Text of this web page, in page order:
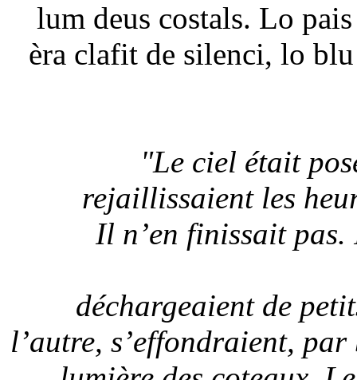
lum deus costals. Lo
èra clafit de silenci, lo
"Le ciel était
rejaillissaient les
Il n’en finissait pas.
déchargeaient de
l’autre, s’effondraient,